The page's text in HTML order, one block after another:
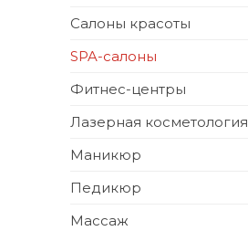
Салоны красоты
SPA-салоны
Фитнес-центры
Лазерная косметология
Маникюр
Педикюр
Массаж